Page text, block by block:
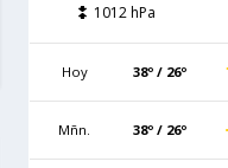
1012 hPa
Hoy 38º / 26º
Mñn. 38º / 26º